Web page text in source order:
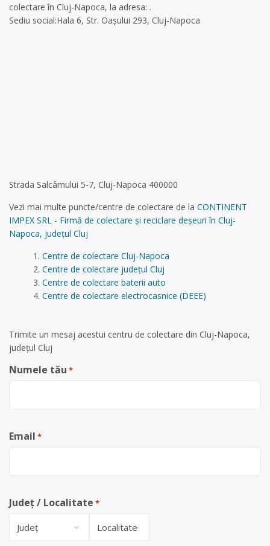
colectare în Cluj-Napoca, la adresa: .
Sediu social:Hala 6, Str. Oașului 293, Cluj-Napoca
Strada Salcâmului 5-7, Cluj-Napoca 400000
Vezi mai multe puncte/centre de colectare de la CONTINENT
IMPEX SRL - Firmă de colectare și reciclare deșeuri în Cluj-
Napoca, județul Cluj
Centre de colectare Cluj-Napoca
Centre de colectare județul Cluj
Centre de colectare baterii auto
Centre de colectare electrocasnice (DEEE)
Trimite un mesaj acestui centru de colectare din Cluj-Napoca,
județul Cluj
Numele tău *
Email *
Județ / Localitate *